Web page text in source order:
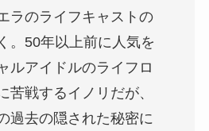
ラのライフキャストの
。50年以上前に人気を
ルアイドルのライフロ
苦戦するイノリだが、
過去の隠された秘密に